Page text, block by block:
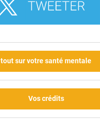
tout sur votre santé mentale
Vos crédits